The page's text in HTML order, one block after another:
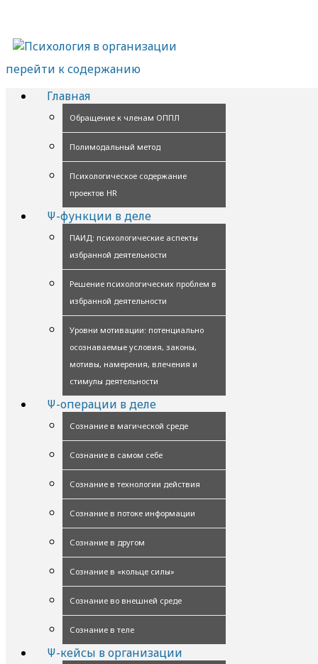
перейти к содержанию
Главная
Обращение к членам ОППЛ
Полимодальный метод
Психологическое содержание
проектов HR
Ψ-функции в деле
ПАИД: психологические аспекты
избранной деятельности
Решение психологических проблем в
избранной деятельности
Уровни мотивации: потенциально
осознаваемые условия, законы,
мотивы, намерения, влечения и
стимулы деятельности
Ψ-операции в деле
Сознание в магической среде
Сознание в самом себе
Сознание в технологии действия
Сознание в потоке информации
Сознание в другом
Сознание в «кольце силы»
Сознание во внешней среде
Сознание в теле
Ψ-кейсы в организации